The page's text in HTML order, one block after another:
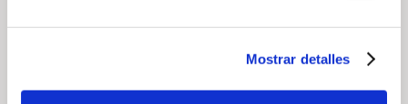
Mostrar detalles